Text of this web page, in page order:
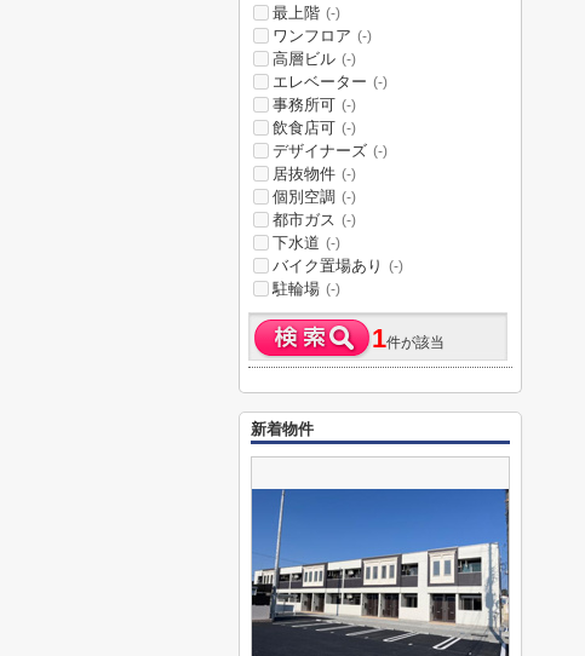
最上階 (-)
ワンフロア (-)
高層ビル (-)
エレベーター (-)
事務所可 (-)
飲食店可 (-)
デザイナーズ (-)
居抜物件 (-)
個別空調 (-)
都市ガス (-)
下水道 (-)
バイク置場あり (-)
駐輪場 (-)
1件が該当
新着物件